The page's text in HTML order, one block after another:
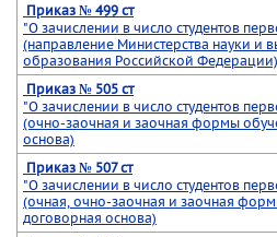
Приказ № 499 ст
"О зачислении в число студентов
(направление Министерства науки и
образования Российской Федерации)
Приказ № 505 ст
"О зачислении в число студентов
(очно-заочная и заочная формы
основа)
Приказ № 507 ст
"О зачислении в число студентов
(очная, очно-заочная и заочная
договорная основа)